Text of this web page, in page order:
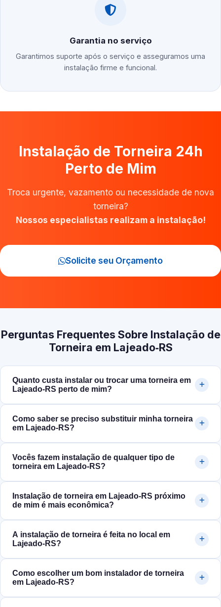
Garantia no serviço
Garantimos suporte após o serviço e asseguramos uma
instalação firme e funcional.
Instalação de Torneira 24h
Perto de Mim
Troca urgente, vazamento ou necessidade de nova
torneira?
Nossos especialistas realizam a instalação!
Solicite seu Orçamento
Perguntas Frequentes Sobre Instalação de
Torneira em Lajeado‑RS
Quanto custa instalar ou trocar uma torneira em
Lajeado‑RS perto de mim?
Como saber se preciso substituir minha torneira
em Lajeado‑RS?
Vocês fazem instalação de qualquer tipo de
torneira em Lajeado‑RS?
Instalação de torneira em Lajeado‑RS próximo
de mim é mais econômica?
A instalação de torneira é feita no local em
Lajeado‑RS?
Como escolher um bom instalador de torneira
em Lajeado‑RS?